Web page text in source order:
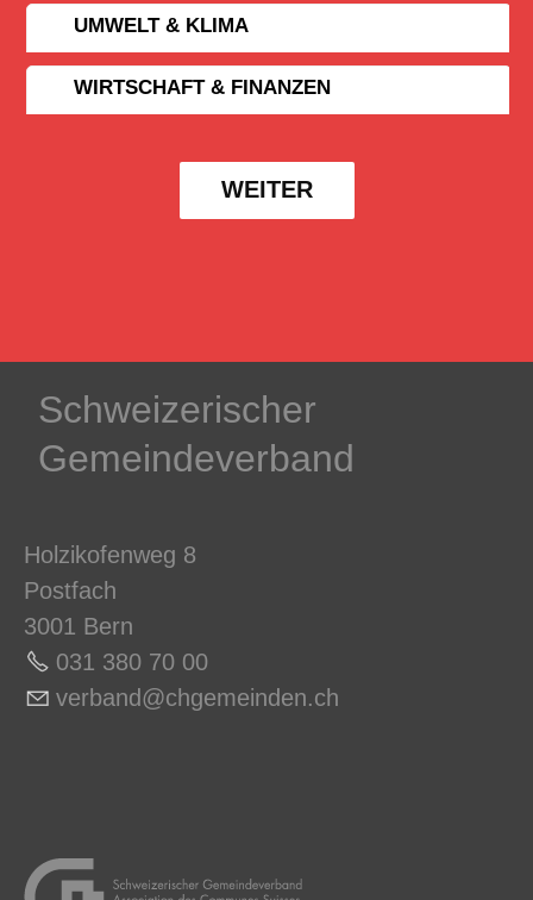
UMWELT & KLIMA
WIRTSCHAFT & FINANZEN
WEITER
Schweizerischer
Gemeindeverband
Holzikofenweg 8
Postfach
3001 Bern
031 380 70 00
v rb nd chg m nd n ch